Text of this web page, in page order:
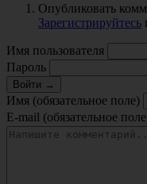
Опубликовать
Зарегистрируйтесь
Имя пользователя
Пароль
Войти →
Имя (обязательное поле)
E-mail (обязательное